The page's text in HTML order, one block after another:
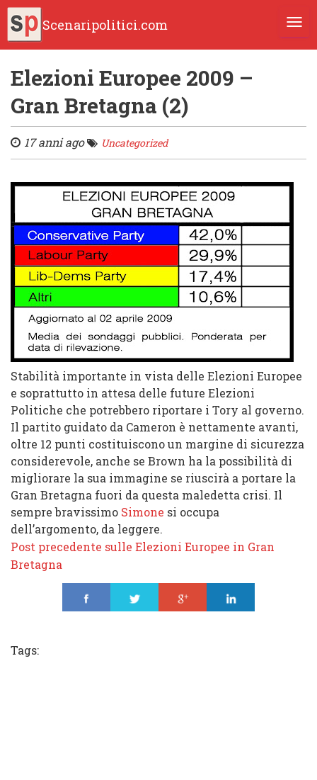
Scenaripolitici.com
Elezioni Europee 2009 –
Gran Bretagna (2)
17 anni ago Uncategorized
Stabilità importante in vista delle Elezioni Europee
e soprattutto in attesa delle future Elezioni
Politiche che potrebbero riportare i Tory al governo.
Il partito guidato da Cameron è nettamente avanti,
oltre 12 punti costituiscono un margine di sicurezza
considerevole, anche se Brown ha la possibilità di
migliorare la sua immagine se riuscirà a portare la
Gran Bretagna fuori da questa maledetta crisi. Il
sempre bravissimo Simone si occupa
dell’argomento, da leggere.
Post precedente sulle Elezioni Europee in Gran
Bretagna
Tags: